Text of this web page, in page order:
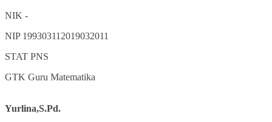
NIK -
NIP 199303112019032011
STAT PNS
GTK Guru Matematika
Yurlina,S.Pd.